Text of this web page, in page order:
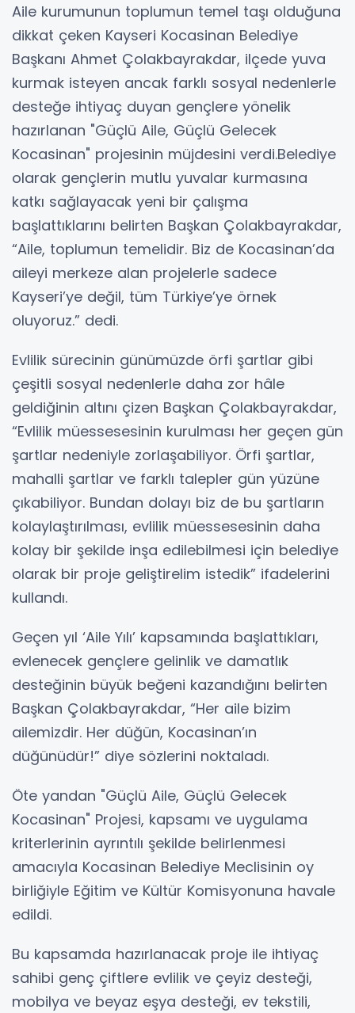
Aile kurumunun toplumun temel taşı olduğuna
dikkat çeken Kayseri Kocasinan Belediye
Başkanı Ahmet Çolakbayrakdar, ilçede yuva
kurmak isteyen ancak farklı sosyal nedenlerle
desteğe ihtiyaç duyan gençlere yönelik
hazırlanan "Güçlü Aile, Güçlü Gelecek
Kocasinan" projesinin müjdesini verdi.Belediye
olarak gençlerin mutlu yuvalar kurmasına
katkı sağlayacak yeni bir çalışma
başlattıklarını belirten Başkan Çolakbayrakdar,
“Aile, toplumun temelidir. Biz de Kocasinan’da
aileyi merkeze alan projelerle sadece
Kayseri’ye değil, tüm Türkiye’ye örnek
oluyoruz.” dedi.
Evlilik sürecinin günümüzde örfi şartlar gibi
çeşitli sosyal nedenlerle daha zor hâle
geldiğinin altını çizen Başkan Çolakbayrakdar,
“Evlilik müessesesinin kurulması her geçen gün
şartlar nedeniyle zorlaşabiliyor. Örfi şartlar,
mahalli şartlar ve farklı talepler gün yüzüne
çıkabiliyor. Bundan dolayı biz de bu şartların
kolaylaştırılması, evlilik müessesesinin daha
kolay bir şekilde inşa edilebilmesi için belediye
olarak bir proje geliştirelim istedik” ifadelerini
kullandı.
Geçen yıl ‘Aile Yılı’ kapsamında başlattıkları,
evlenecek gençlere gelinlik ve damatlık
desteğinin büyük beğeni kazandığını belirten
Başkan Çolakbayrakdar, “Her aile bizim
ailemizdir. Her düğün, Kocasinan’ın
düğünüdür!” diye sözlerini noktaladı.
Öte yandan "Güçlü Aile, Güçlü Gelecek
Kocasinan" Projesi, kapsamı ve uygulama
kriterlerinin ayrıntılı şekilde belirlenmesi
amacıyla Kocasinan Belediye Meclisinin oy
birliğiyle Eğitim ve Kültür Komisyonuna havale
edildi.
Bu kapsamda hazırlanacak proje ile ihtiyaç
sahibi genç çiftlere evlilik ve çeyiz desteği,
mobilya ve beyaz eşya desteği, ev tekstili,